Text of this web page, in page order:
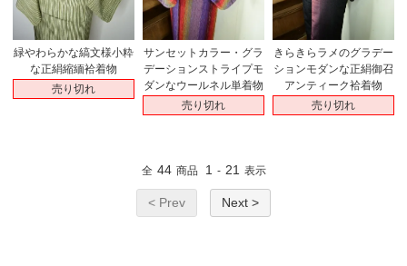
緑やわらかな縞文様小粋
な正絹縮緬袷着物
売り切れ
サンセットカラー・グラ
デーションストライプモ
ダンなウールネル単着物
売り切れ
きらきらラメのグラデー
ションモダンな正絹御召
アンティーク袷着物
売り切れ
全 44 商品 1 - 21 表示
< Prev Next >